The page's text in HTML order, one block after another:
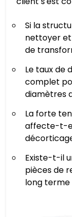
Si la
nettoyer
de
Le taux de
complet
diamètres
La forte
affecte-t-
Existe-t-il
pièces de
long